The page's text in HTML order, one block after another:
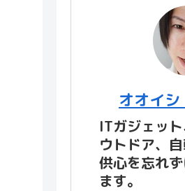
オオイ
ITガジェッ
ウトドア、
供心を忘れ
ます。